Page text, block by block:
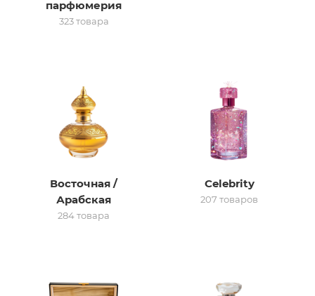
сертификат
парфюмерия
323 товара
Восточная /
Арабская
284 товара
Celebrity
207 товаров